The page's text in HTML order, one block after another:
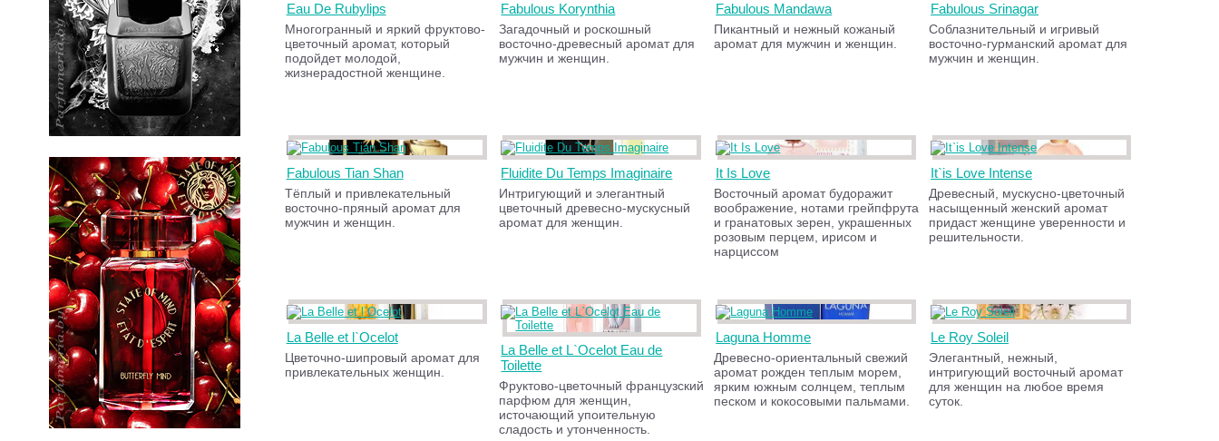
Eau De Rubylips
Многогранный и яркий фруктово-
цветочный аромат, который
подойдет молодой,
жизнерадостной женщине.
Fabulous Korynthia
Загадочный и роскошный
восточно-древесный аромат для
мужчин и женщин.
Fabulous Mandawa
Пикантный и нежный кожаный
аромат для мужчин и женщин.
Fabulous Srinagar
Соблазнительный и игривый
восточно-гурманский аромат для
мужчин и женщин.
Fabulous Tian Shan
Тёплый и привлекательный
восточно-пряный аромат для
мужчин и женщин.
Fluidite Du Temps Imaginaire
Интригующий и элегантный
цветочный древесно-мускусный
аромат для женщин.
It Is Love
Восточный аромат будоражит
воображение, нотами грейпфрута
и гранатовых зерен, украшенных
розовым перцем, ирисом и
нарциссом
It`is Love Intense
Древесный, мускусно-цветочный
насыщенный женский аромат
придаст женщине уверенности и
решительности.
La Belle et l`Ocelot
Цветочно-шипровый аромат для
привлекательных женщин.
La Belle et L`Ocelot Eau de
Toilette
Фруктово-цветочный французский
парфюм для женщин,
источающий упоительную
сладость и утонченность.
Laguna Homme
Древесно-ориентальный свежий
аромат рожден теплым морем,
ярким южным солнцем, теплым
песком и кокосовыми пальмами.
Le Roy Soleil
Элегантный, нежный,
интригующий восточный аромат
для женщин на любое время
суток.